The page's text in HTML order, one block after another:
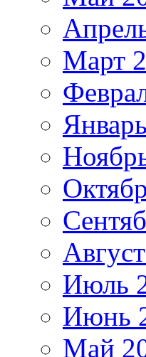
Март
Июль
Июнь
Май